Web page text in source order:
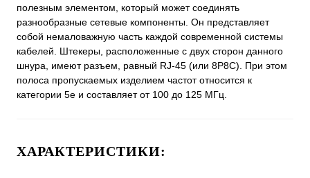
полезным элементом, который может соединять
разнообразные сетевые компоненты. Он представляет
собой немаловажную часть каждой современной системы
кабелей. Штекеры, расположенные с двух сторон данного
шнура, имеют разъем, равный RJ-45 (или 8P8C). При этом
полоса пропускаемых изделием частот относится к
категории 5е и составляет от 100 до 125 МГц.
ХАРАКТЕРИСТИКИ: